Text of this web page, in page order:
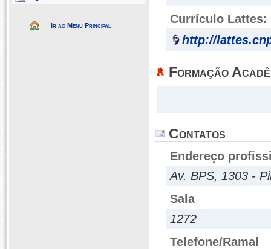
Ir ao Menu Principal
Currículo Lattes:
http://
Formação
Contatos
Endereço
Av. BPS, 1303 -
Sala
1272
Telefone/Ramal